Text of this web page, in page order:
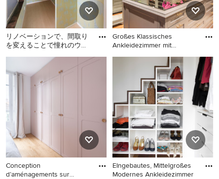
リノベーションで、間取り
を変えることで憧れのウォ
くりました。耐震補強をす
る事
Kleiner Skandinavischer
Begehbarer Kleiderschrank
mit offenen Schränken,
Holzboden und beigem
Boden in Sonstige
Großes Klassisches
Ankleidezimmer mit
Großes Klassisches
Ankleidezimmer mit
Ankleidebereich, offenen
Schränken, braunem
Holzboden und grauen
Schränken in Madrid
Conception
d’aménagements sur
EIngebautes, Mittelgroßes
Modernes Ankleidezimmer